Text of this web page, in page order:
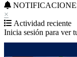
×
Actividad reciente
Inicia sesión para ver